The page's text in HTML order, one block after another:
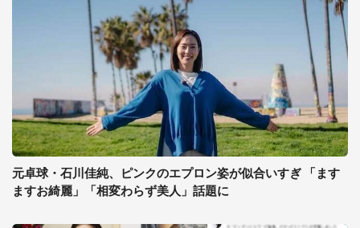
元卓球・石川佳純、ピンクのエプロン姿が似合いすぎ 「ます
ますお綺麗」「相変わらず美人」話題に